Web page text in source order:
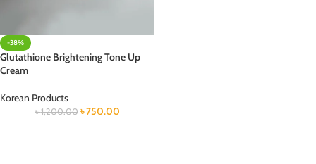
-38%
Glutathione Brightening Tone Up
Cream
Korean Products
৳1,200.00 ৳750.00